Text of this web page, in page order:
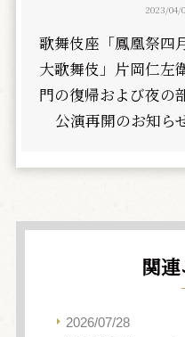
2023/04/
歌舞伎座「鳳凰祭四
大歌舞伎」片岡仁左
門の復帰および夜の
公演再開のお知ら
関
2026/07/28